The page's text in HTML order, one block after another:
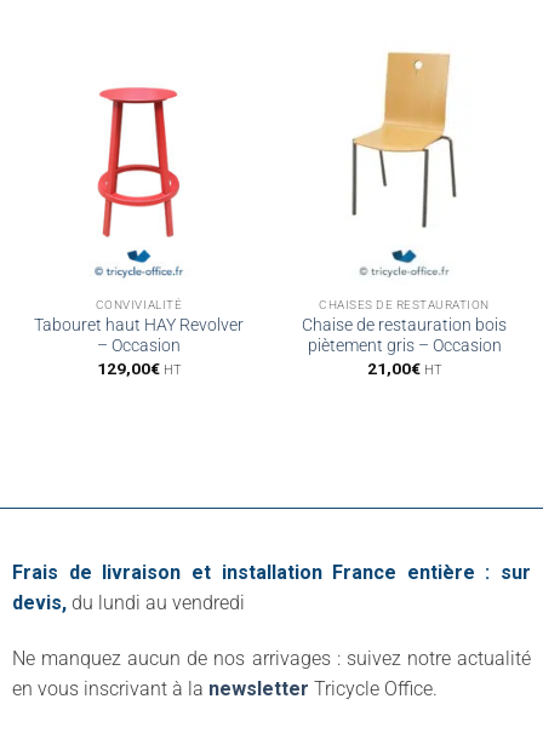
CONVIVIALITÉ
Tabouret haut HAY Revolver
– Occasion
129,00€ HT
CHAISES DE RESTAURATION
Chaise de restauration bois
piètement gris – Occasion
21,00€ HT
Frais de livraison et installation France entière : sur
devis, du lundi au vendredi
Ne manquez aucun de nos arrivages : suivez notre actualité
en vous inscrivant à la newsletter Tricycle Office.